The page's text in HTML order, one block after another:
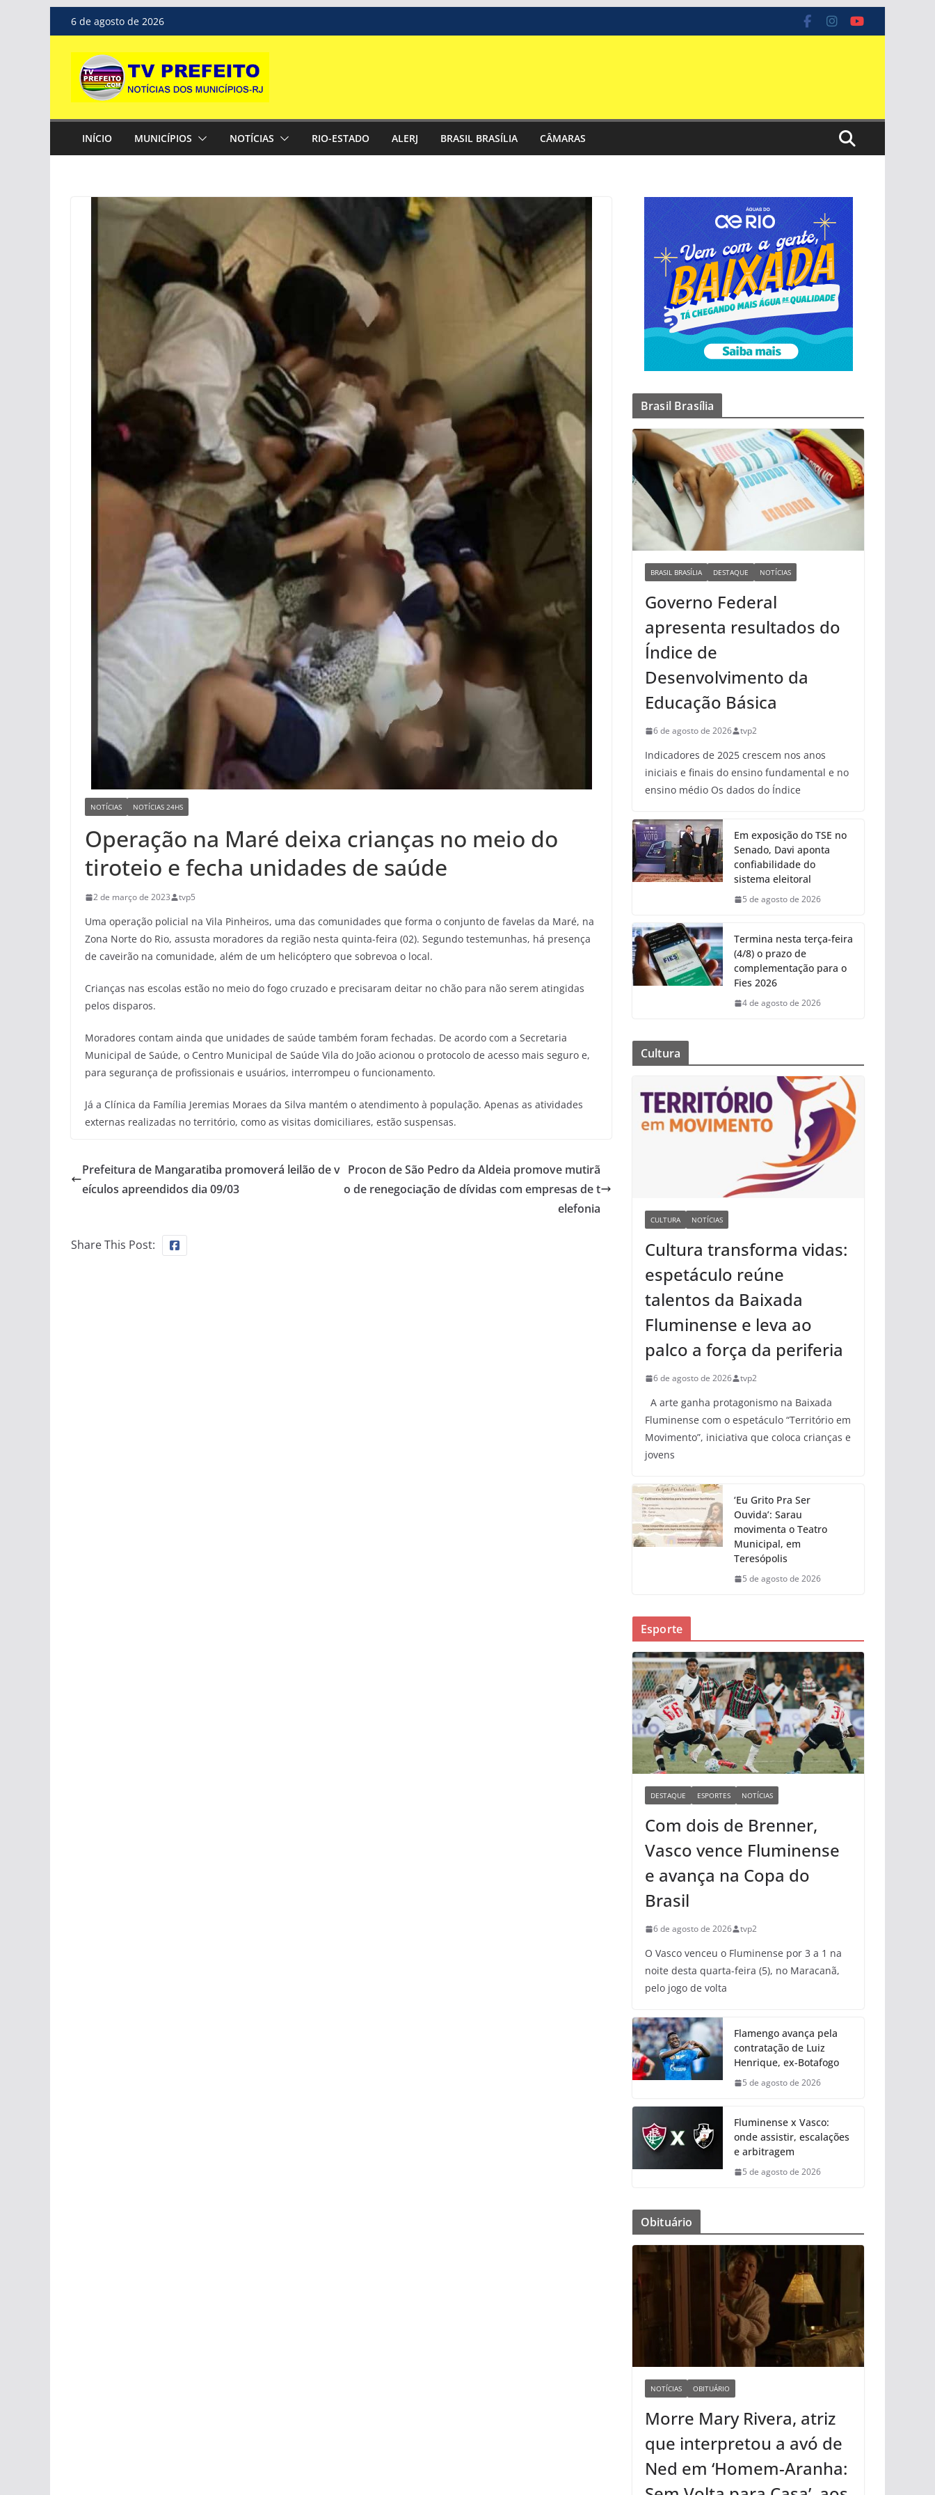
Pular
para
conteúdo
6 de agosto de 2026
INÍCIO MUNICÍPIOS NOTÍCIAS RIO-ESTADO ALERJ BRASIL BRASÍLIA CÂMARAS
NOTÍCIAS NOTÍCIAS 24HS
Operação na Maré deixa crianças no meio do
tiroteio e fecha unidades de saúde
2 de março de 2023 tvp5
Uma operação policial na Vila Pinheiros, uma das comunidades que forma o conjunto de favelas da Maré, na
Zona Norte do Rio, assusta moradores da região nesta quinta-feira (02). Segundo testemunhas, há presença
de caveirão na comunidade, além de um helicóptero que sobrevoa o local.
Crianças nas escolas estão no meio do fogo cruzado e precisaram deitar no chão para não serem atingidas
pelos disparos.
Moradores contam ainda que unidades de saúde também foram fechadas. De acordo com a Secretaria
Municipal de Saúde, o Centro Municipal de Saúde Vila do João acionou o protocolo de acesso mais seguro e,
para segurança de profissionais e usuários, interrompeu o funcionamento.
Já a Clínica da Família Jeremias Moraes da Silva mantém o atendimento à população. Apenas as atividades
externas realizadas no território, como as visitas domiciliares, estão suspensas.
Prefeitura de Mangaratiba promoverá leilão de v
eículos apreendidos dia 09/03
Procon de São Pedro da Aldeia promove mutirã
o de renegociação de dívidas com empresas de t
elefonia
Share This Post:
Brasil Brasília
BRASIL BRASÍLIA DESTAQUE NOTÍCIAS
Governo Federal
apresenta resultados do
Índice de
Desenvolvimento da
Educação Básica
6 de agosto de 2026 tvp2
Indicadores de 2025 crescem nos anos
iniciais e finais do ensino fundamental e no
ensino médio Os dados do Índice
Em exposição do TSE no
Senado, Davi aponta
confiabilidade do
sistema eleitoral
5 de agosto de 2026
Termina nesta terça-feira
(4/8) o prazo de
complementação para o
Fies 2026
4 de agosto de 2026
Cultura
CULTURA NOTÍCIAS
Cultura transforma vidas:
espetáculo reúne
talentos da Baixada
Fluminense e leva ao
palco a força da periferia
6 de agosto de 2026 tvp2
A arte ganha protagonismo na Baixada
Fluminense com o espetáculo “Território em
Movimento”, iniciativa que coloca crianças e
jovens
‘Eu Grito Pra Ser
Ouvida’: Sarau
movimenta o Teatro
Municipal, em
Teresópolis
5 de agosto de 2026
Esporte
DESTAQUE ESPORTES NOTÍCIAS
Com dois de Brenner,
Vasco vence Fluminense
e avança na Copa do
Brasil
6 de agosto de 2026 tvp2
O Vasco venceu o Fluminense por 3 a 1 na
noite desta quarta-feira (5), no Maracanã,
pelo jogo de volta
Flamengo avança pela
contratação de Luiz
Henrique, ex-Botafogo
5 de agosto de 2026
Fluminense x Vasco:
onde assistir, escalações
e arbitragem
5 de agosto de 2026
Obituário
NOTÍCIAS OBITUÁRIO
Morre Mary Rivera, atriz
que interpretou a avó de
Ned em ‘Homem-Aranha: